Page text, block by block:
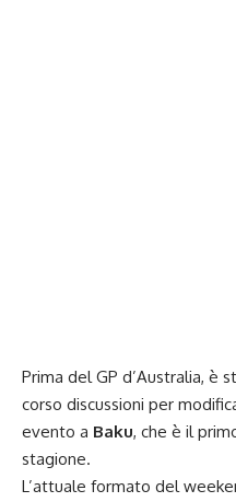
Prima del GP d’Australia, è
corso discussioni per
evento a Baku, che è il
stagione.
L’attuale formato del